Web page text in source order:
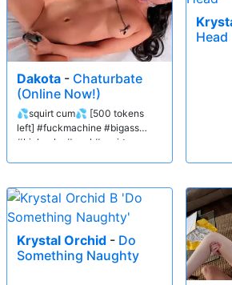
Dakota - Chaturbate
(Online Now!)
💦squirt cum💦 [500 tokens
left] #fuckmachine #bigass
#bigboobs #anal #squirt
Head
Krystal Orchid - Do
Something Naughty